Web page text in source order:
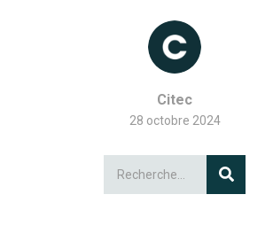
Citec
28 octobre 2024